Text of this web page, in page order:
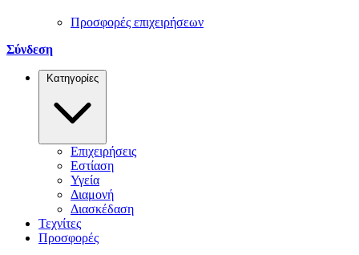
Προσφορές επιχειρήσεων
Σύνδεση
Κατηγορίες
Επιχειρήσεις
Εστίαση
Υγεία
Διαμονή
Διασκέδαση
Τεχνίτες
Προσφορές